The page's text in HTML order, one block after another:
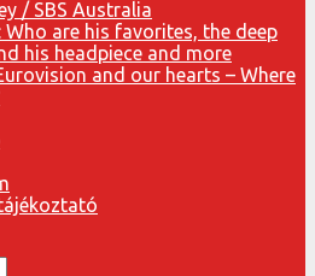
Who are his favorites, the deep
his headpiece and more
and our hearts – Where